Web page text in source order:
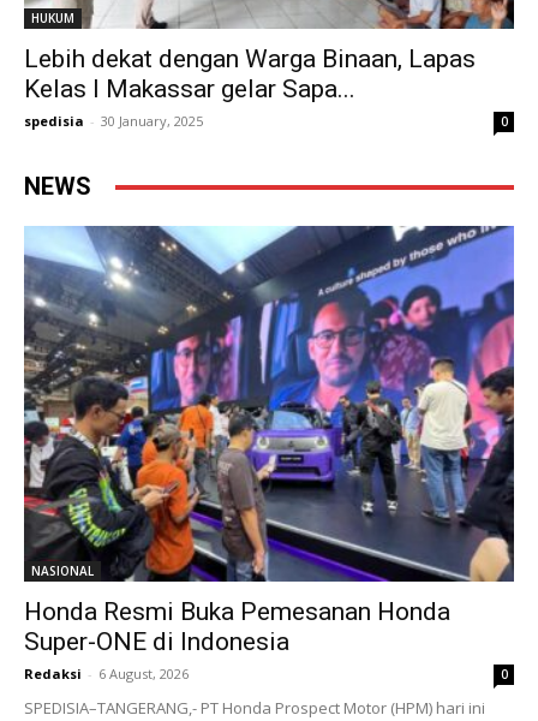
HUKUM
Lebih dekat dengan Warga Binaan, Lapas
Kelas I Makassar gelar Sapa...
spedisia - 30 January, 2025 0
NEWS
NASIONAL
Honda Resmi Buka Pemesanan Honda
Super-ONE di Indonesia
Redaksi - 6 August, 2026 0
SPEDISIA–TANGERANG,- PT Honda Prospect Motor (HPM) hari ini